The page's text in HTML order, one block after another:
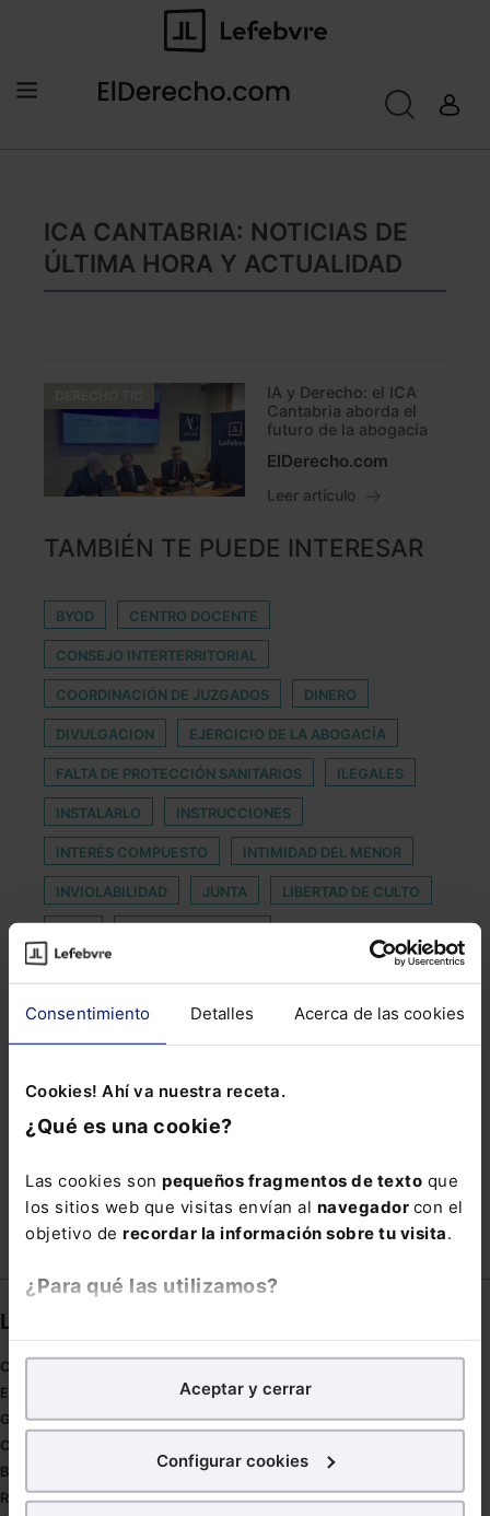
Consentimiento Detalles Acerca de las cookies
Cookies! Ahí va nuestra receta.
¿Qué es una cookie?
Las cookies son pequeños fragmentos de texto que
los sitios web que visitas envían al navegador con el
objetivo de recordar la información sobre tu visita.
¿Para qué las utilizamos?
analíticospara tratar demejorar tu experienciaen
nuestra página web. También con fines publicitarios,
para poder mostrarte publicidad y contenidos de tu
¿Qué puedes hacer?
Aceptar y cerrar
Configurar cookies
ICA CANTABRIA: NOTICIAS DE
ÚLTIMA HORA Y ACTUALIDAD
IA y Derecho: el ICA
Cantabria aborda el
futuro de la abogacía
ElDerecho.com
Leer artículo
TAMBIÉN TE PUEDE INTERESAR
BYOD CENTRO DOCENTE
CONSEJO INTERTERRITORIAL
COORDINACIÓN DE JUZGADOS DINERO
DIVULGACION EJERCICIO DE LA ABOGACÍA
FALTA DE PROTECCIÓN SANITARIOS ILEGALES
INSTALARLO INSTRUCCIONES
INTERÉS COMPUESTO INTIMIDAD DEL MENOR
INVIOLABILIDAD JUNTA LIBERTAD DE CULTO
MORADA OAVD PERVIVENCIA QUESO
RECAUDACIÓN FISCAL
RESPONSABILIDAD SOCIAL EMPRESAS
SETESCA SPOTIFY
Links directos
Coronavirus
Estudio de salud abogacía
Gestión de despachos
Compliance
Buenas Prácticas Tributarias
RGPD